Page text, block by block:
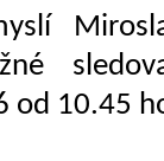
od 10.45